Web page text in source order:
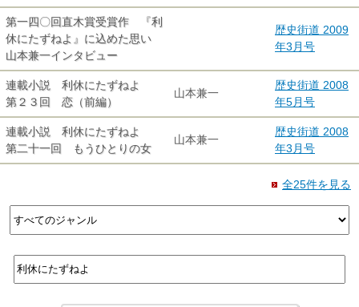
第一四〇回直木賞受賞作 『利
休にたずねよ』に込めた思い
山本兼一インタビュー
歴史街道 2009
年3月号
連載小説 利休にたずねよ
第２３回 恋（前編）
山本兼一
歴史街道 2008
年5月号
連載小説 利休にたずねよ
第二十一回 もうひとりの女
山本兼一
歴史街道 2008
年3月号
全25件を見る